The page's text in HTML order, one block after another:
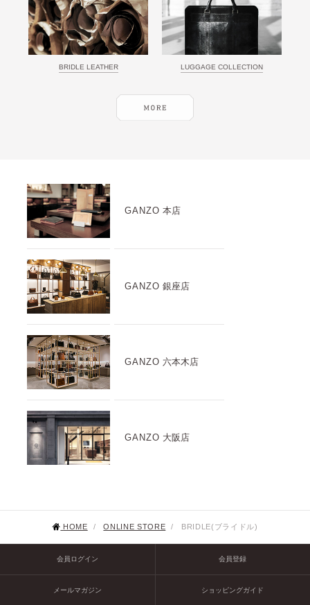
BRIDLE LEATHER LUGGAGE COLLECTION
GANZO 本店
GANZO 銀座店
GANZO 六本木店
GANZO 大阪店
HOME / ONLINE STORE / BRIDLE(ブライドル)
会員ログイン 会員登録
メールマガジン ショッピングガイド